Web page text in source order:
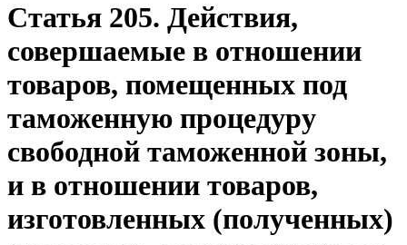
Статья 205. Действия,
совершаемые в отношении
товаров, помещенных под
таможенную процедуру
свободной таможенной зоны,
и в отношении товаров,
изготовленных (полученных)